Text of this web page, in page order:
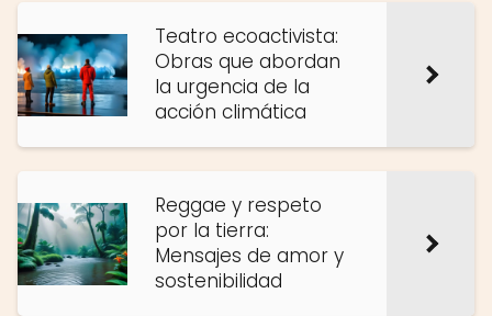
Teatro ecoactivista:
Obras que abordan
la urgencia de la
acción climática
Reggae y respeto
por la tierra:
Mensajes de amor y
sostenibilidad